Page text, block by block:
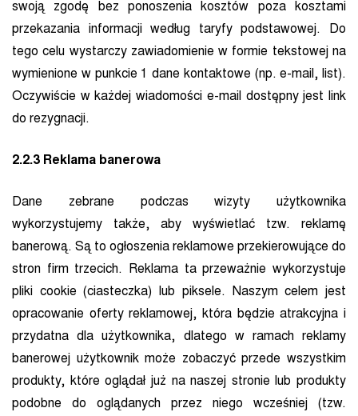
swoją zgodę bez ponoszenia kosztów poza kosztami
przekazania informacji według taryfy podstawowej. Do
tego celu wystarczy zawiadomienie w formie tekstowej na
wymienione w punkcie 1 dane kontaktowe (np. e-mail, list).
Oczywiście w każdej wiadomości e-mail dostępny jest link
do rezygnacji.
2.2.3 Reklama banerowa
Dane zebrane podczas wizyty użytkownika
wykorzystujemy także, aby wyświetlać tzw. reklamę
banerową. Są to ogłoszenia reklamowe przekierowujące do
stron firm trzecich. Reklama ta przeważnie wykorzystuje
pliki cookie (ciasteczka) lub piksele. Naszym celem jest
opracowanie oferty reklamowej, która będzie atrakcyjna i
przydatna dla użytkownika, dlatego w ramach reklamy
banerowej użytkownik może zobaczyć przede wszystkim
produkty, które oglądał już na naszej stronie lub produkty
podobne do oglądanych przez niego wcześniej (tzw.